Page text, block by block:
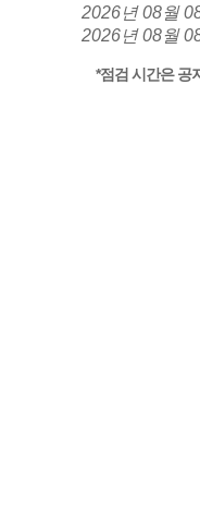
2026년 08월
2026년 08월
*점검 시간은 공